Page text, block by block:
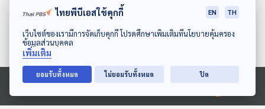
ดาวน์โหลด Thai PBS Podcast Application
Ⓒ 2020 องค์การกระจายเสียงและแพร่ภาพสาธารณะแห่งประเทศไทย
ตอนที่เกี่ยวข้อง
ไทยพีบีเอสใช้คุกกี้ EN TH
เว็บไซต์ของเรามีการจัดเก็บคุกกี้ โปรดศึกษาเพิ่มเติมที่นโยบายคุ้มครอง
ข้อมูลส่วนบุคคล
เพิ่มเติม
ยอมรับทั้งหมด ไม่ยอมรับทั้งหมด ปิด